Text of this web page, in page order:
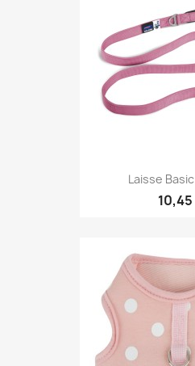
Laisse